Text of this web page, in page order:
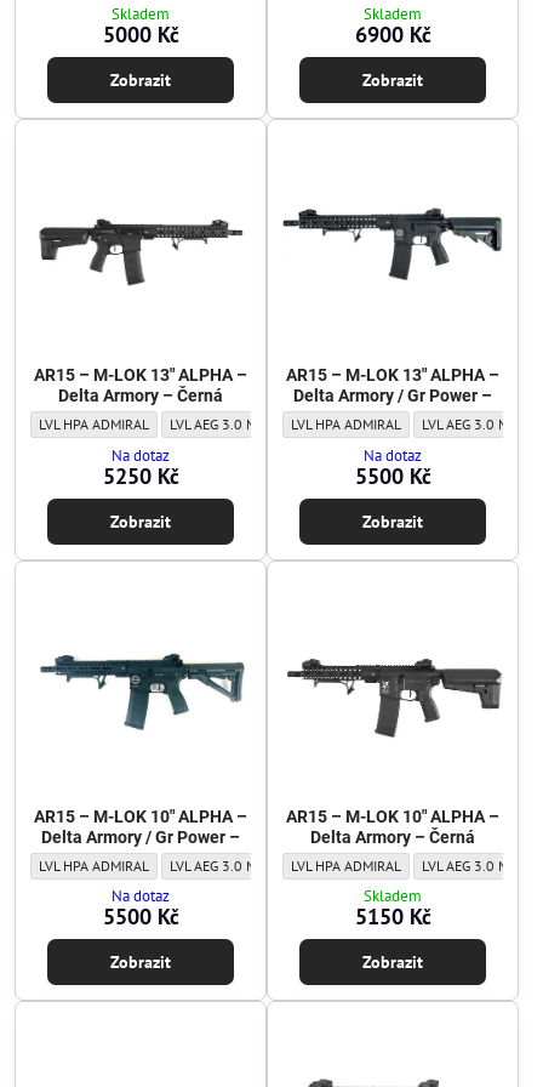
Skladem
5000 Kč
Zobrazit
Skladem
6900 Kč
Zobrazit
AR15 – M-LOK 13" ALPHA –
Delta Armory – Černá
AR15 – M-LOK 13" ALPHA – Delta Armory – Černá - Level:
LVL HPA ADMIRAL AR15 – M-LOK 13" ALPHA – Delta Armory – Černá - Level:
LVL AEG 3.0 MAJOR AR15 – M-LOK 13" ALPHA – Delta
LVL AEG 1.0 BASIC
Na dotaz
5250 Kč
Zobrazit
AR15 – M-LOK 13" ALPHA –
Delta Armory / Gr Power –
AR15 – M-LOK 13" ALPHA – Delta
LVL HPA ADMIRAL AR15 – M-LOK 13"
LVL AEG 3.0 MAJOR
Na dotaz
5500 Kč
Zobrazit
AR15 – M-LOK 10" ALPHA –
Delta Armory / Gr Power –
AR15 – M-LOK 10" ALPHA – Delta Armory / Gr Power – - Level:
LVL HPA ADMIRAL AR15 – M-LOK 10" ALPHA – Delta Armory / Gr Power – -
LVL AEG 3.0 MAJOR AR15 – M-LOK 10" ALPHA – Delta
LVL AEG 1.0 BASIC
Na dotaz
5500 Kč
Zobrazit
AR15 – M-LOK 10" ALPHA –
Delta Armory – Černá
AR15 – M-LOK 10" ALPHA – Delta
LVL HPA ADMIRAL AR15 – M-LOK 10"
LVL AEG 3.0 MAJOR
Skladem
5150 Kč
Zobrazit